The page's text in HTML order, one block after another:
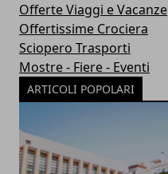
Offerte Viaggi e Vacanze
Offertissime Crociera
Sciopero Trasporti
Mostre - Fiere - Eventi
ARTICOLI POPOLARI